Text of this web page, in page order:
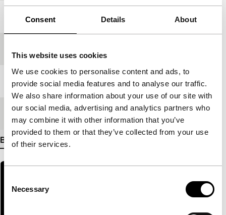
Consent Details About
This website uses cookies
We use cookies to personalise content and ads, to
provide social media features and to analyse our traffic.
We also share information about your use of our site with
our social media, advertising and analytics partners who
may combine it with other information that you’ve
provided to them or that they’ve collected from your use
of their services.
Selection
Necessary
Jaar
Lengte 79'
Medium/FormaatDCP
Bekijk meer details